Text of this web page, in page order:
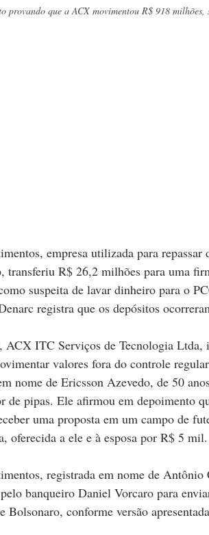
provando que a ACX movimentou R$ 918
empresa utilizada para
transferiu R$ 26,2 milhões para uma
suspeita de lavar dinheiro para o
registra que os depósitos
ACX ITC Serviços de Tecnologia Ltda,
valores fora do controle
nome de Ericsson Azevedo, de 50
de pipas. Ele afirmou em depoimento
uma proposta em um campo de
oferecida a ele e à esposa por R$ 5 mil.
registrada em nome de
banqueiro Daniel Vorcaro para
Bolsonaro, conforme versão